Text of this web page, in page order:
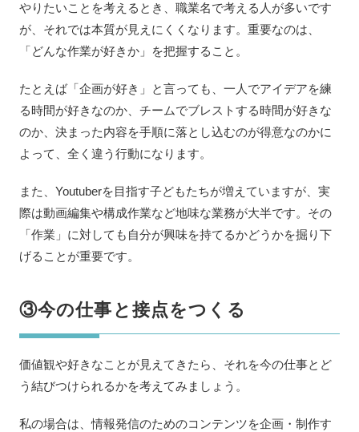
やりたいことを考えるとき、職業名で考える人が多いです
が、それでは本質が見えにくくなります。重要なのは、
「どんな作業が好きか」を把握すること。
たとえば「企画が好き」と言っても、一人でアイデアを練
る時間が好きなのか、チームでブレストする時間が好きな
のか、決まった内容を手順に落とし込むのが得意なのかに
よって、全く違う行動になります。
また、Youtuberを目指す子どもたちが増えていますが、実
際は動画編集や構成作業など地味な業務が大半です。その
「作業」に対しても自分が興味を持てるかどうかを掘り下
げることが重要です。
③今の仕事と接点をつくる
価値観や好きなことが見えてきたら、それを今の仕事とど
う結びつけられるかを考えてみましょう。
私の場合は、情報発信のためのコンテンツを企画・制作す